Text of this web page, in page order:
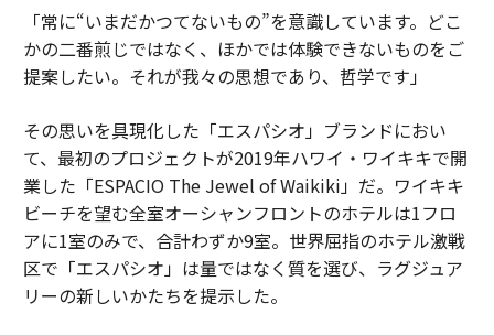
「常に“いまだかつてないもの”を意識しています。どこ
かの二番煎じではなく、ほかでは体験できないものをご
提案したい。それが我々の思想であり、哲学です」
その思いを具現化した「エスパシオ」ブランドにおい
て、最初のプロジェクトが2019年ハワイ・ワイキキで開
業した「ESPACIO The Jewel of Waikiki」だ。ワイキキ
ビーチを望む全室オーシャンフロントのホテルは1フロ
アに1室のみで、合計わずか9室。世界屈指のホテル激戦
区で「エスパシオ」は量ではなく質を選び、ラグジュア
リーの新しいかたちを提示した。